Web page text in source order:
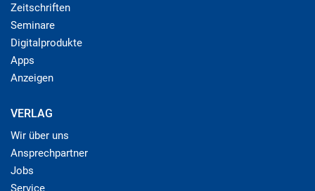
Zeitschriften
Seminare
Digitalprodukte
Apps
Anzeigen
VERLAG
Wir über uns
Ansprechpartner
Jobs
Service